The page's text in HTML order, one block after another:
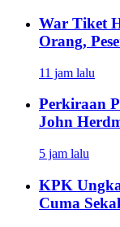
War Tiket
Orang,
11 jam lalu
Perkiraan
John
5 jam lalu
KPK
Cuma